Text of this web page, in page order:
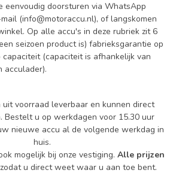
eenvoudig doorsturen via WhatsApp
(info@motoraccu.nl), of langskomen
Op alle accu's in deze rubriek zit 6
seizoen product is) fabrieksgarantie op
(capaciteit is afhankelijk van
acculader).
voorraad leverbaar en kunnen direct
Bestelt u op werkdagen voor 15.30 uur
nieuwe accu al de volgende werkdag in
huis.
mogelijk bij onze vestiging. Alle prijzen
u direct weet waar u aan toe bent.